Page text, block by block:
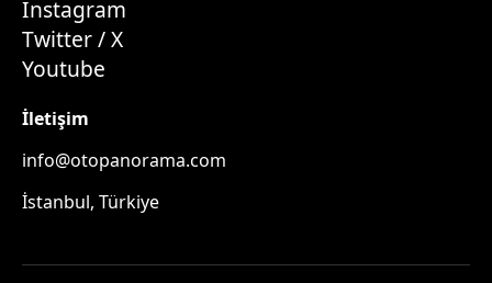
Instagram
Twitter / X
Youtube
İletişim
info@otopanorama.com
İstanbul, Türkiye